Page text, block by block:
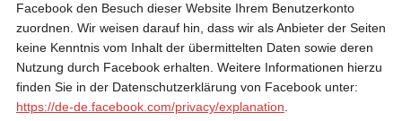
Facebook den Besuch dieser Website Ihrem Benutzerkonto
zuordnen. Wir weisen darauf hin, dass wir als Anbieter der Seiten
keine Kenntnis vom Inhalt der übermittelten Daten sowie deren
Nutzung durch Facebook erhalten. Weitere Informationen hierzu
finden Sie in der Datenschutzerklärung von Facebook unter:
https://de-de.facebook.com/privacy/explanation